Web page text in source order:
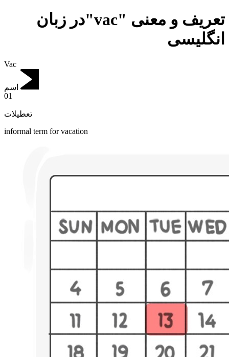
تعریف و معنی "vac"در زبان
انگلیسی
Vac
اسم
01
تعطیلات
informal term for vacation